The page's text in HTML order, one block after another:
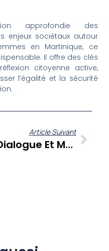
approfondie des
enjeux sociétaux autour
en Martinique, ce
Il offre des clés
citoyenne active,
l’égalité et la sécurité
Article Suivant
Dialogue Et Mémoires Vives : Quand L’échec D’une Rencontre Révèle Les Défis Martiniquais